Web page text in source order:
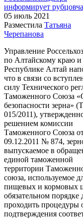
05 июль 2021
Разместила Татьяна
Черепанова
Управление
по Алтайскому краю и
Республике Алтай
что в связи со
силу Технического
Таможенного Союза
безопасности зерна»
015/2011),
решением комиссии
Таможенного Союза
09.12.2011 № 874,
выпускаемое в
единой таможенной
территории
союза, используемое
пищевых и кормовых
обязательном порядке
проходить процедуры
подтверждения